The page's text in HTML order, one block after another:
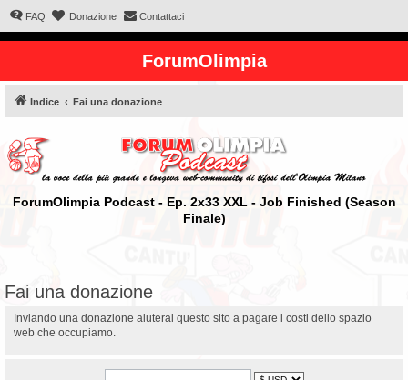
FAQ Donazione Contattaci
ForumOlimpia
Indice Fai una donazione
ForumOlimpia Podcast - Ep. 2x33 XXL - Job Finished (Season
Finale)
Fai una donazione
Inviando una donazione aiuterai questo sito a pagare i costi dello spazio
web che occupiamo.